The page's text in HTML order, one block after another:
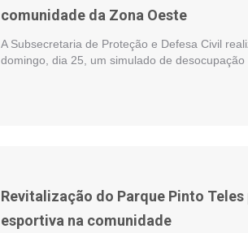
comunidade da Zona Oeste
A Subsecretaria de Proteção e Defesa Civil
domingo, dia 25, um simulado de
Revitalização do Parque Pinto
esportiva na comunidade